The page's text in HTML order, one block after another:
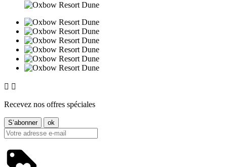
 
Recevez nos offres spéciales